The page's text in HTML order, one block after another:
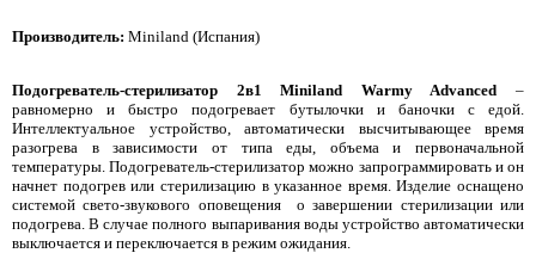
Производитель: Miniland (Испания)
Подогреватель-стерилизатор 2в1 Miniland Warmy Advanced –
равномерно и быстро подогревает бутылочки и баночки с едой.
Интеллектуальное устройство, автоматически высчитывающее время
разогрева в зависимости от типа еды, объема и первоначальной
температуры. Подогреватель-стерилизатор можно запрограммировать и он
начнет подогрев или стерилизацию в указанное время. Изделие оснащено
системой свето-звукового оповещения о завершении стерилизации или
подогрева. В случае полного выпаривания воды устройство автоматически
выключается и переключается в режим ожидания.